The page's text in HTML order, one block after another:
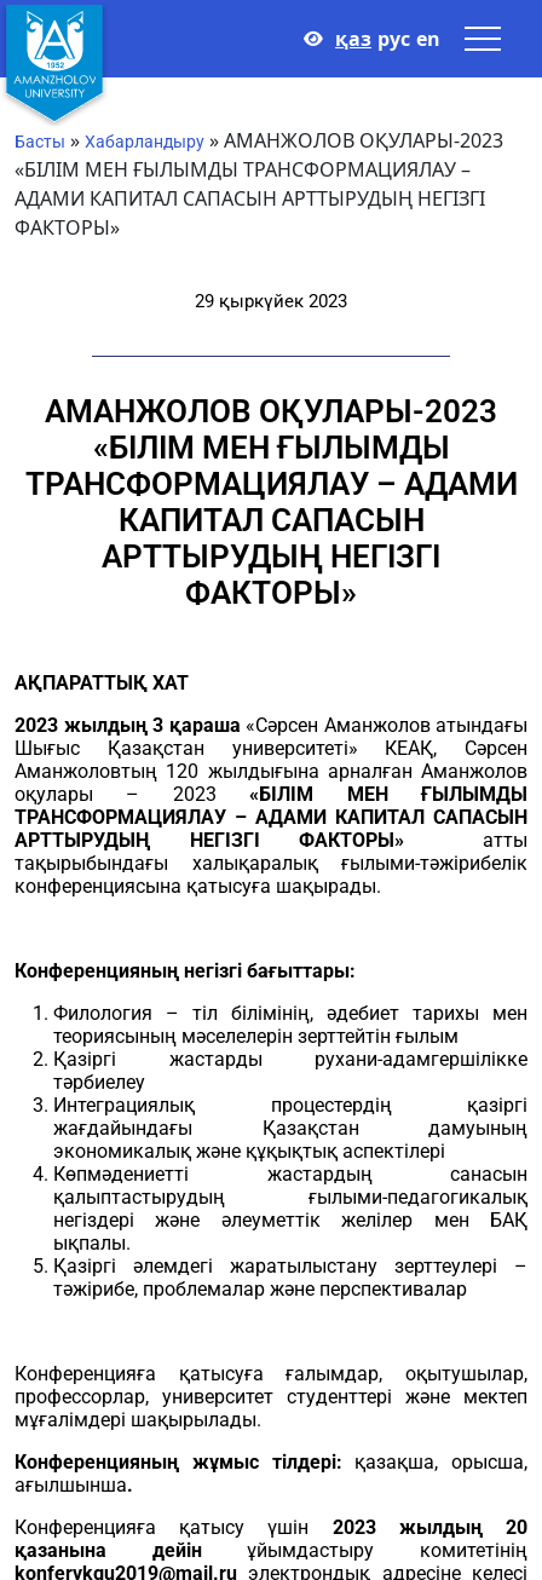
қаз рус en
Басты » Хабарландыру »АМАНЖОЛОВ ОҚУЛАРЫ-2023
«БІЛІМ МЕН ҒЫЛЫМДЫ ТРАНСФОРМАЦИЯЛАУ –
АДАМИ КАПИТАЛ САПАСЫН АРТТЫРУДЫҢ НЕГІЗГІ
ФАКТОРЫ»
29 қыркүйек 2023
АМАНЖОЛОВ ОҚУЛАРЫ-2023
«БІЛІМ МЕН ҒЫЛЫМДЫ
ТРАНСФОРМАЦИЯЛАУ – АДАМИ
КАПИТАЛ САПАСЫН
АРТТЫРУДЫҢ НЕГІЗГІ
ФАКТОРЫ»
АҚПАРАТТЫҚ ХАТ
2023 жылдың 3 қараша «Сәрсен Аманжолов атындағы
Шығыс Қазақстан университеті» КЕАҚ, Сәрсен
Аманжоловтың 120 жылдығына арналған Аманжолов
оқулары – 2023«БІЛІМ МЕН ҒЫЛЫМДЫ
ТРАНСФОРМАЦИЯЛАУ – АДАМИ КАПИТАЛ САПАСЫН
АРТТЫРУДЫҢ НЕГІЗГІ ФАКТОРЫ» атты
тақырыбындағы халықаралық ғылыми-тәжірибелік
конференциясына қатысуға шақырады.
Конференцияның негізгі бағыттары:
Филология – тіл білімінің, әдебиет тарихы мен
теориясының мәселелерін зерттейтін ғылым
Қазіргі жастарды рухани-адамгершілікке
тәрбиелеу
Интеграциялық процестердің қазіргі
жағдайындағы Қазақстан дамуының
экономикалық және құқықтық аспектілері
Көпмәдениетті жастардың санасын
қалыптастырудың ғылыми-педагогикалық
негіздері және әлеуметтік желілер мен БАҚ
ықпалы.
Қазіргі әлемдегі жаратылыстану зерттеулері –
тәжірибе, проблемалар және перспективалар
Конференцияға қатысуға ғалымдар, оқытушылар,
профессорлар, университет студенттері және мектеп
мұғалімдері шақырылады.
Конференцияның жұмыс тілдері: қазақша, орысша,
ағылшынша.
Конференцияға қатысу үшін 2023 жылдың 20
қазанына дейінұйымдастыру комитетінің
konfervkgu2019@mail.ru электрондық адресіне келесі